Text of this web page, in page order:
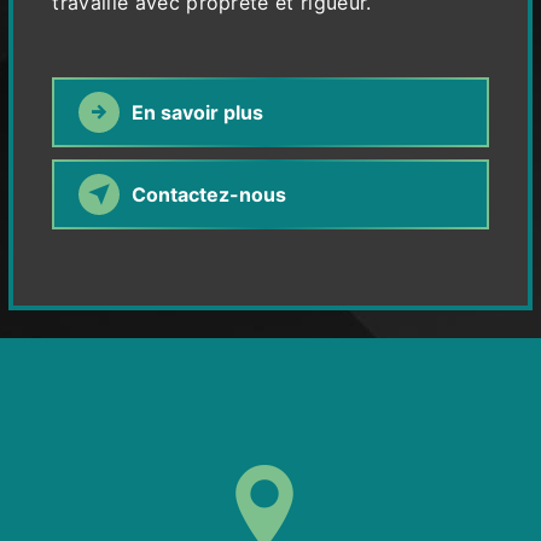
En savoir plus
Contactez-nous